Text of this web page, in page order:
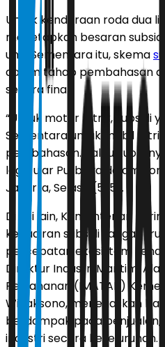
Untuk kendaraan roda dua
menetapkan besaran
unit. Sementara itu, skema
dalam tahap pembahasan
secara final.
“Untuk motor listrik, subsidi
Sementara untuk mobil
pembahasan. Kalau
lagi,” ujar Purbaya dalam
Jakarta, Selasa (5/5).
Di sisi lain, Kementerian
kehadiran subsidi sangat
percepatan ekosistem
Direktur Industri Maritim,
Pertahanan (IMATAP)
Wicaksono, menegaskan
berdampak pada
industri secara keseluruhan.